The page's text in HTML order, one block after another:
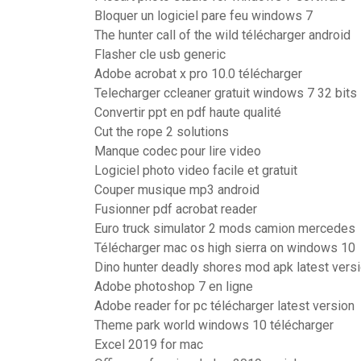
Bloquer un logiciel pare feu windows 7
The hunter call of the wild télécharger android
Flasher cle usb generic
Adobe acrobat x pro 10.0 télécharger
Telecharger ccleaner gratuit windows 7 32 bits
Convertir ppt en pdf haute qualité
Cut the rope 2 solutions
Manque codec pour lire video
Logiciel photo video facile et gratuit
Couper musique mp3 android
Fusionner pdf acrobat reader
Euro truck simulator 2 mods camion mercedes
Télécharger mac os high sierra on windows 10
Dino hunter deadly shores mod apk latest
Adobe photoshop 7 en ligne
Adobe reader for pc télécharger latest version
Theme park world windows 10 télécharger
Excel 2019 for mac